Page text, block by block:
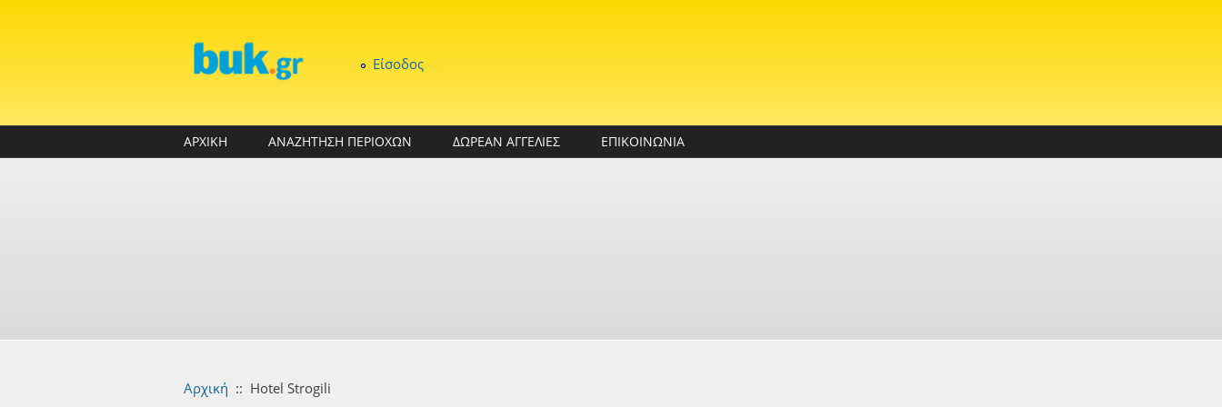
Είσοδος
ΑΡΧΙΚΗ ΑΝΑΖΗΤΗΣΗ ΠΕΡΙΟΧΩΝ ΔΩΡΕΑΝ ΑΓΓΕΛΙΕΣ ΕΠΙΚΟΙΝΩΝΙΑ
Αρχική :: Hotel Strogili